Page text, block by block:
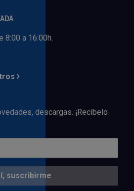
8:00 a 16:00h.
descargas. ¡Recíbelo